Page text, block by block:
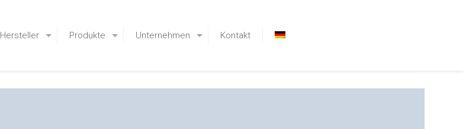
Hersteller Produkte Unternehmen Kontakt